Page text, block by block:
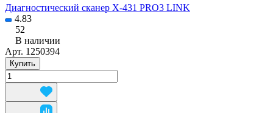
Диагностический сканер X-431 PRO3 LINK
4.83
52
В наличии
Арт. 1250394
Купить